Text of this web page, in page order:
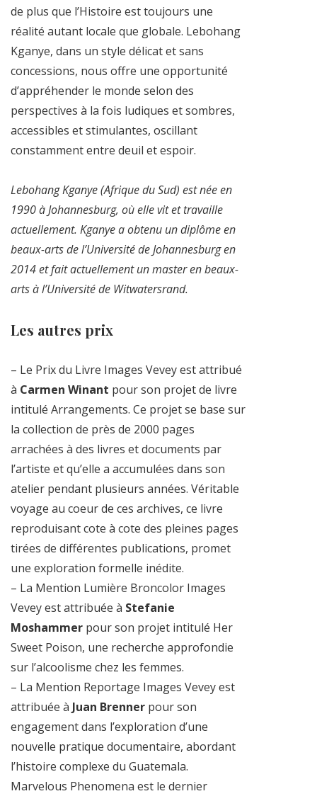
de plus que l’Histoire est toujours une
réalité autant locale que globale. Lebohang
Kganye, dans un style délicat et sans
concessions, nous offre une opportunité
d’appréhender le monde selon des
perspectives à la fois ludiques et sombres,
accessibles et stimulantes, oscillant
constamment entre deuil et espoir.
Lebohang Kganye (Afrique du Sud) est née en
1990 à Johannesburg, où elle vit et travaille
actuellement. Kganye a obtenu un diplôme en
beaux-arts de l’Université de Johannesburg en
2014 et fait actuellement un master en beaux-
arts à l’Université de Witwatersrand.
Les autres prix
– Le Prix du Livre Images Vevey est attribué
à Carmen Winant pour son projet de livre
intitulé Arrangements. Ce projet se base sur
la collection de près de 2000 pages
arrachées à des livres et documents par
l’artiste et qu’elle a accumulées dans son
atelier pendant plusieurs années. Véritable
voyage au coeur de ces archives, ce livre
reproduisant cote à cote des pleines pages
tirées de différentes publications, promet
une exploration formelle inédite.
– La Mention Lumière Broncolor Images
Vevey est attribuée à Stefanie
Moshammer pour son projet intitulé Her
Sweet Poison, une recherche approfondie
sur l’alcoolisme chez les femmes.
– La Mention Reportage Images Vevey est
attribuée à Juan Brenner pour son
engagement dans l’exploration d’une
nouvelle pratique documentaire, abordant
l’histoire complexe du Guatemala.
Marvelous Phenomena est le dernier